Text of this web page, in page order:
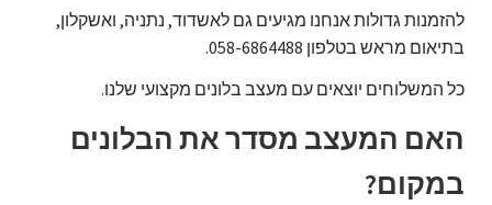
להזמנות גדולות אנחנו מגיעים גם לאשדוד, נתניה, ואשקלון,
בתיאום מראש בטלפון 058-6864488.
כל המשלוחים יוצאים עם מעצב בלונים מקצועי שלנו.
האם המעצב מסדר את הבלונים
במקום?